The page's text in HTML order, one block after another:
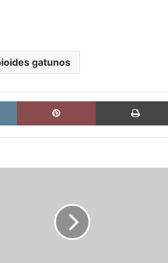
gatunos
LinkedIn Pinterest